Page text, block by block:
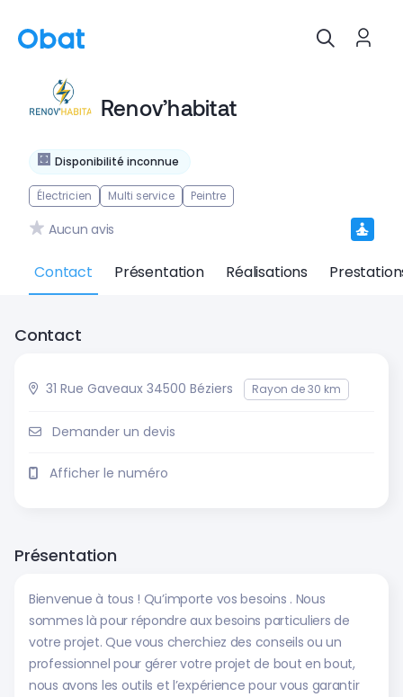
Disponibilité inconnue
Renov’habitat
Électricien Multi service Peintre
Aucun avis
Contact Présentation Réalisations
Contact
31 Rue Gaveaux 34500 Béziers Rayon de 30 km
Demander un devis
Afficher le numéro
Présentation
Bienvenue à tous ! Qu’importe vos besoins . Nous
sommes là pour répondre aux besoins particuliers de
votre projet. Que vous cherchiez des conseils ou un
professionnel pour gérer votre projet de bout en bout,
nous avons les outils et l’expérience pour vous garantir